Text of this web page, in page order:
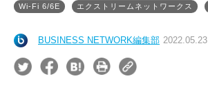
Wi-Fi 6/6E エクストリームネットワークス
BUSINESS NETWORK編集部 2022.05.23